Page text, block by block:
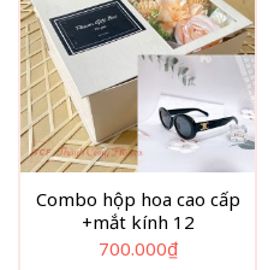
Combo hộp hoa cao cấp
+mắt kính 12
700.000₫